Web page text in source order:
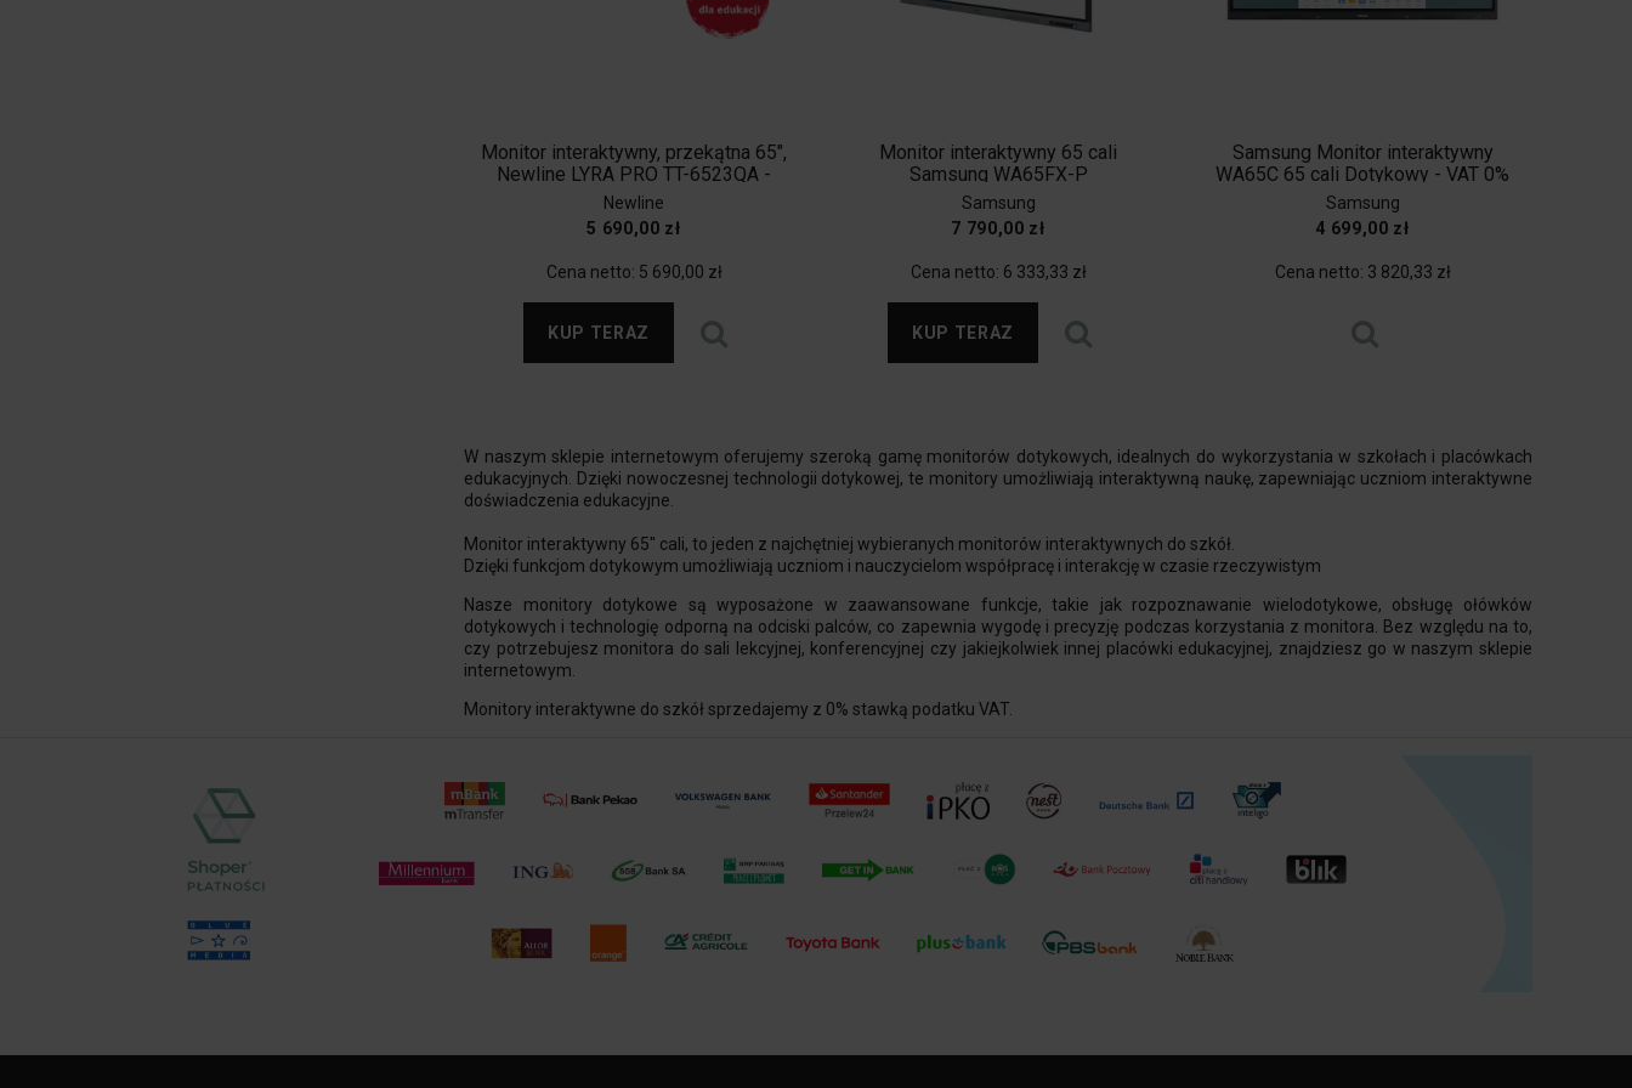
Monitor interaktywny, przekątna 65",
Newline LYRA PRO TT-6523QA -
VAT 0% dla szkół
Newline
5 690,00 zł
Cena netto: 5 690,00 zł
KUP TERAZ
Monitor interaktywny 65 cali
Samsung WA65FX-P
LH65WAFPLGCXEN
Samsung
7 790,00 zł
Cena netto: 6 333,33 zł
KUP TERAZ
Samsung Monitor interaktywny
WA65C 65 cali Dotykowy - VAT 0%
dla szkół
Samsung
4 699,00 zł
Cena netto: 3 820,33 zł
W naszym sklepie internetowym oferujemy szeroką gamę monitorów dotykowych, idealnych do wykorzystania w szkołach i placówkach
edukacyjnych. Dzięki nowoczesnej technologii dotykowej, te monitory umożliwiają interaktywną naukę, zapewniając uczniom interaktywne
doświadczenia edukacyjne.
Monitor interaktywny 65" cali, to jeden z najchętniej wybieranych monitorów interaktywnych do szkół.
Dzięki funkcjom dotykowym umożliwiają uczniom i nauczycielom współpracę i interakcję w czasie rzeczywistym
Nasze monitory dotykowe są wyposażone w zaawansowane funkcje, takie jak rozpoznawanie wielodotykowe, obsługę ołówków
dotykowych i technologię odporną na odciski palców, co zapewnia wygodę i precyzję podczas korzystania z monitora. Bez względu na to,
czy potrzebujesz monitora do sali lekcyjnej, konferencyjnej czy jakiejkolwiek innej placówki edukacyjnej, znajdziesz go w naszym sklepie
internetowym.
Monitory interaktywne do szkół sprzedajemy z 0% stawką podatku VAT.